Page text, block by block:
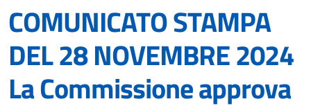
COMUNICATO STAMPA
DEL 28 NOVEMBRE 2024
La Commissione approva